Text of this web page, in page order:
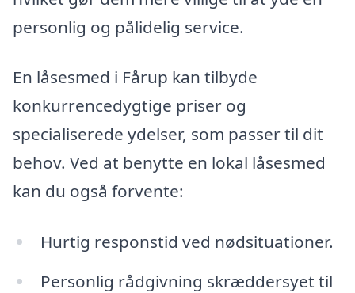
personlig og pålidelig service.
En låsesmed i Fårup kan tilbyde
konkurrencedygtige priser og
specialiserede ydelser, som passer til dit
behov. Ved at benytte en lokal låsesmed
kan du også forvente:
Hurtig responstid ved nødsituationer.
Personlig rådgivning skræddersyet til